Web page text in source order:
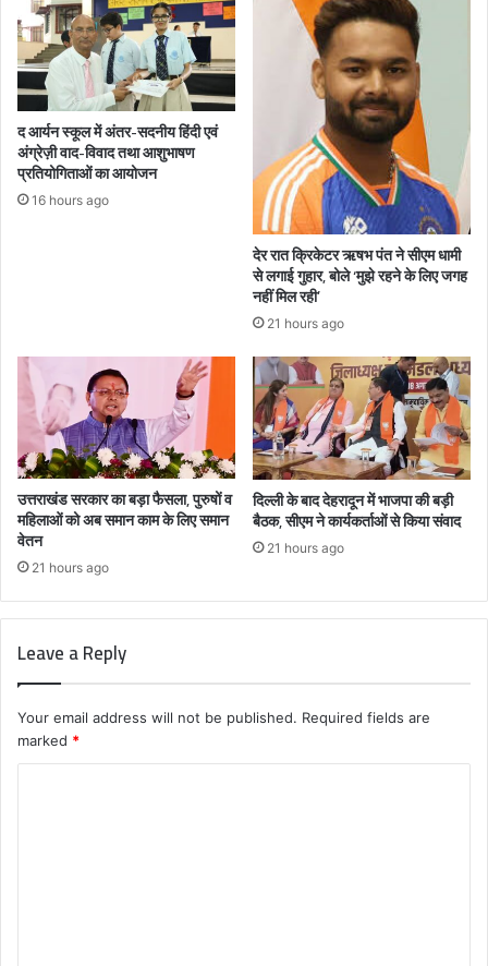
द आर्यन स्कूल में अंतर-सदनीय हिंदी एवं
अंग्रेज़ी वाद-विवाद तथा आशुभाषण
प्रतियोगिताओं का आयोजन
16 hours ago
देर रात क्रिकेटर ऋषभ पंत ने सीएम धामी
से लगाई गुहार, बोले ‘मुझे रहने के लिए जगह
नहीं मिल रही’
21 hours ago
उत्तराखंड सरकार का बड़ा फैसला, पुरुषों व
महिलाओं को अब समान काम के लिए समान
वेतन
21 hours ago
दिल्ली के बाद देहरादून में भाजपा की बड़ी
बैठक, सीएम ने कार्यकर्ताओं से किया संवाद
21 hours ago
Leave a Reply
Your email address will not be published. Required fields are
marked *